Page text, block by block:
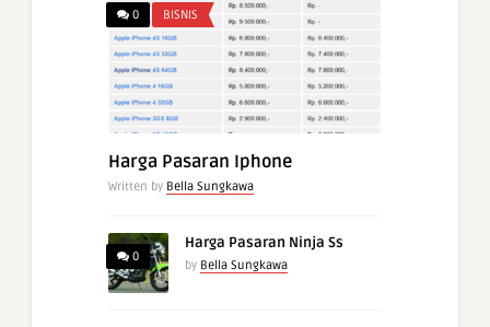
0 BISNIS
Harga Pasaran Iphone
Written by Bella Sungkawa
0
Harga Pasaran Ninja Ss
by Bella Sungkawa